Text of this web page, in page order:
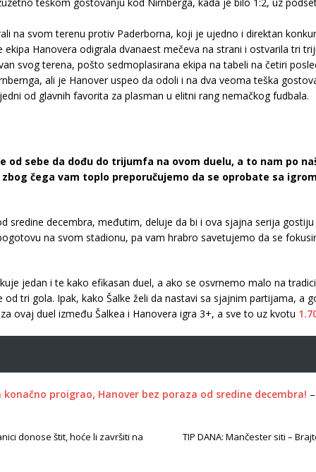
na svom terenu protiv Paderborna, koji je ujedno i direktan
Hanovera odigrala dvanaest mečeva na strani i ostvarila tri
svog terena, pošto sedmoplasirana ekipa na tabeli na četiri
ali je Hanover uspeo da odoli i na dva veoma teška
od glavnih favorita za plasman u elitni rang nemačkog fudbala.
od sebe da dođu do trijumfa na ovom duelu, a to nam po
čega vam toplo preporučujemo da se oprobate sa
sredine decembra, međutim, deluje da bi i ova sjajna serija
na svom stadionu, pa vam hrabro savetujemo da se
jedan i te kako efikasan duel, a ako se osvrnemo malo na
tri gola. Ipak, kako Šalke želi da nastavi sa sjajnim partijama, a
ovaj duel između Šalkea i Hanovera igra 3+, a sve to uz kvotu
konačno proigrao, Hanover bez poraza od sredine decembra!
donose štit, hoće li završiti na TIP DANA: Mančester siti –